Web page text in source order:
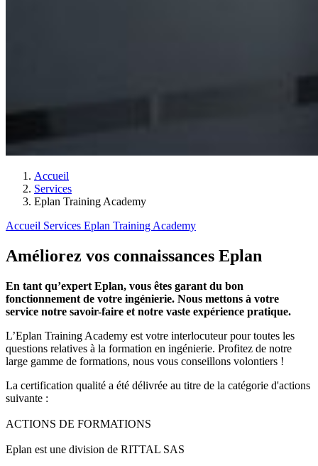
Accueil
Services
Eplan Training Academy
Accueil Services Eplan Training Academy
Améliorez vos connaissances Eplan
En tant qu’expert Eplan, vous êtes garant du bon
fonctionnement de votre ingénierie. Nous mettons à votre
service notre savoir-faire et notre vaste expérience pratique.
L’Eplan Training Academy est votre interlocuteur pour toutes les
questions relatives à la formation en ingénierie. Profitez de notre
large gamme de formations, nous vous conseillons volontiers !
La certification qualité a été délivrée au titre de la catégorie d'actions
suivante :
ACTIONS DE FORMATIONS
Eplan est une division de RITTAL SAS